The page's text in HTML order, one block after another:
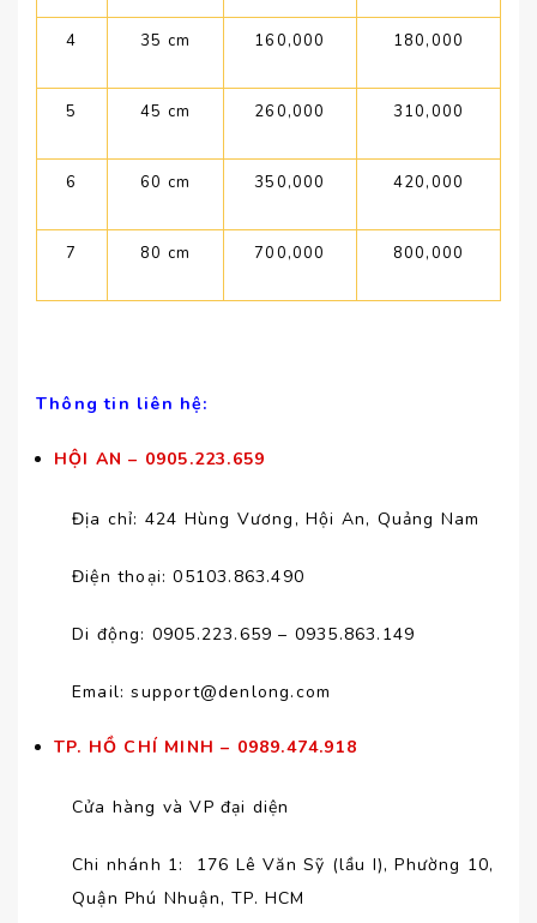
4 35 cm 160,000 180,000
5 45 cm 260,000 310,000
6 60 cm 350,000 420,000
7 80 cm 700,000 800,000
Thông tin liên hệ:
HỘI AN – 0905.223.659
Địa chỉ: 424 Hùng Vương, Hội An, Quảng Nam
Điện thoại: 05103.863.490
Di động: 0905.223.659 – 0935.863.149
Email:support@denlong.com
TP. HỒ CHÍ MINH – 0989.474.918
Cửa hàng và VP đại diện
Chi nhánh 1: 176 Lê Văn Sỹ (lầu I), Phường 10,
Quận Phú Nhuận, TP. HCM